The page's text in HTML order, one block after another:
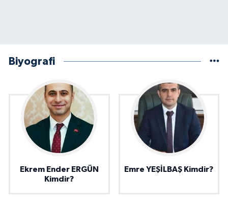
Biyografi
Ekrem Ender ERGÜN
Kimdir?
Emre YEŞİLBAŞ Kimdir?